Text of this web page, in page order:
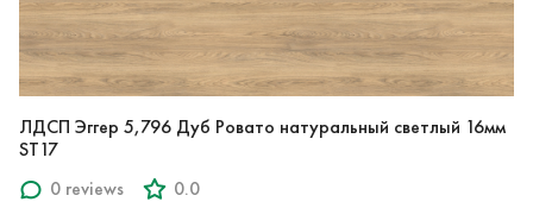
ЛДСП Эггер 5,796 Дуб Ровато натуральный светлый 16мм
ST17
0 reviews
0.0